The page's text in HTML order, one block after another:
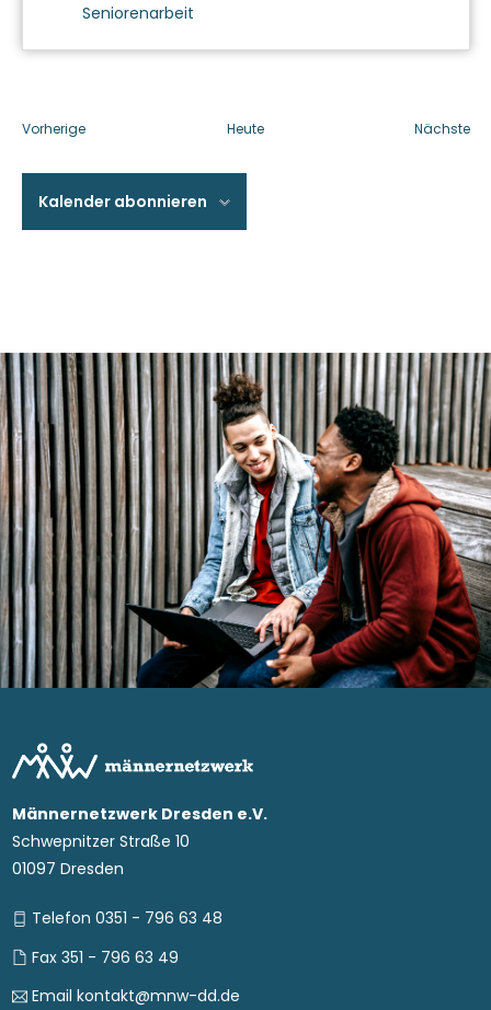
Seniorenarbeit
VorherigeVeranstaltungen Heute Nächste
Kalender abonnieren
Männernetzwerk Dresden e.V.
Schwepnitzer Straße 10
01097 Dresden
Telefon 0351 - 796 63 48
Fax 351 - 796 63 49
Email kontakt@mnw-dd.de